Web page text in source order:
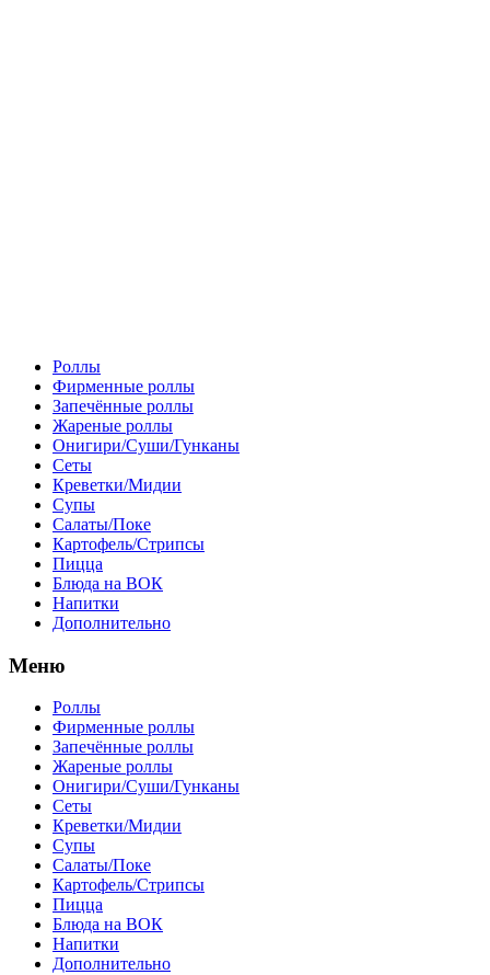
Роллы
Фирменные роллы
Запечённые роллы
Жареные роллы
Онигири/Суши/Гунканы
Сеты
Креветки/Мидии
Супы
Салаты/Поке
Картофель/Стрипсы
Пицца
Блюда на ВОК
Напитки
Дополнительно
Меню
Роллы
Фирменные роллы
Запечённые роллы
Жареные роллы
Онигири/Суши/Гунканы
Сеты
Креветки/Мидии
Супы
Салаты/Поке
Картофель/Стрипсы
Пицца
Блюда на ВОК
Напитки
Дополнительно